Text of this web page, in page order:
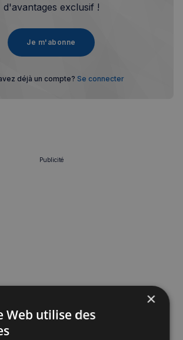
d'avantages exclusif !
Je m'abonne
déjà un compte? Se connecter
Publicité
×
Web utilise des